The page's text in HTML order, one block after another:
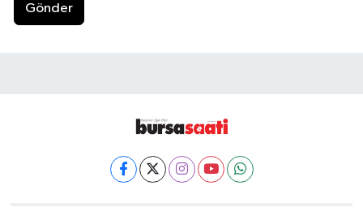
Gönder